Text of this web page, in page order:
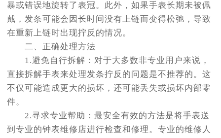
暴或错误地旋转了表冠。此外，如果手表长期未被佩
戴，发条可能会因长时间没有上链而变得松弛，导致
在重新上链时出现拧反的情况。
二、正确处理方法
1.避免自行拆解：对于大多数非专业用户来说，
直接拆解手表来处理发条拧反的问题是不推荐的。这
不仅可能造成更大的损坏，还可能丢失或损坏内部零
件。
2.寻求专业帮助：最安全有效的方法是将手表送
到专业的钟表维修店进行检查和修理。专业的维修人